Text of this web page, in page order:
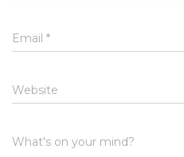
Email *
Website
What's on your mind?